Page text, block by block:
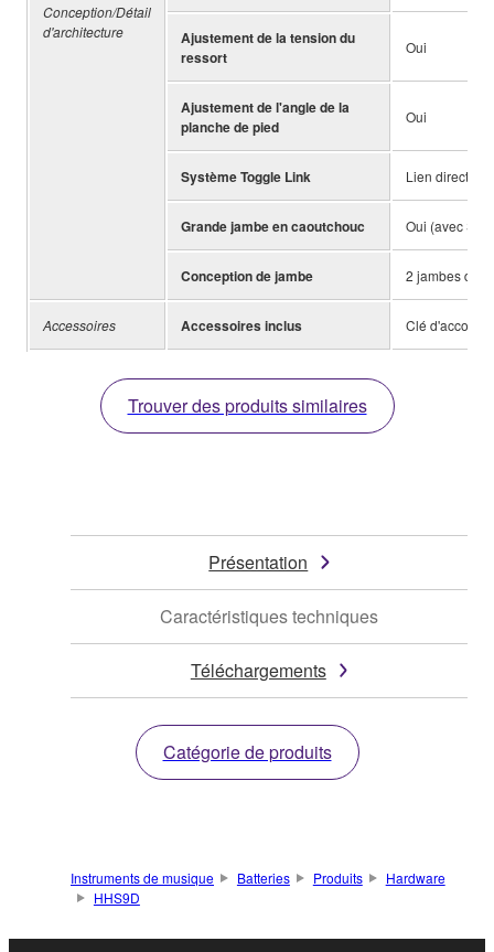
Conception/Détail
d'architecture
Ajustement de la tension du
ressort
Oui
Ajustement de l'angle de la
planche de pied
Oui
Système Toggle Link Lien direct
Grande jambe en caoutchouc Oui (avec
Conception de jambe 2 jambes
Accessoires Accessoires inclus Clé
Trouver des produits similaires
Présentation
Caractéristiques techniques
Téléchargements
Catégorie de produits
Instruments de musique Batteries Produits
Hardware
HHS9D